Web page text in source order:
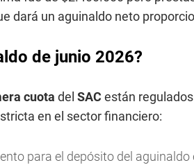
dará un aguinaldo neto
de junio 2026?
cuota del SAC están
en el sector financiero:
para el depósito del aguinaldo